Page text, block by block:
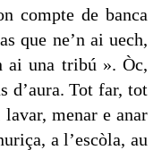
compte de banca
que ne’n ai uech,
ai una tribú ». Òc,
d’aura. Tot far, tot
menar e anar
a l’escòla, au